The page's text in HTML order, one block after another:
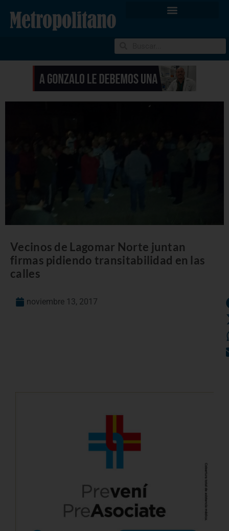
Vecinos de Lagomar Norte juntan
firmas pidiendo transitabilidad en las
calles
noviembre 13, 2017